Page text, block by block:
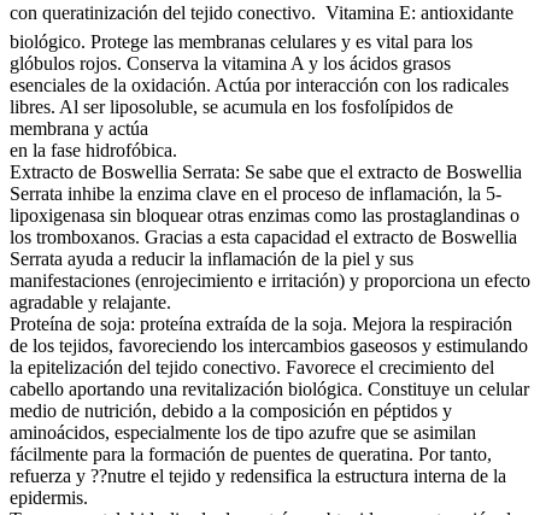
con queratinización del tejido conectivo.  Vitamina E: antioxidante
biológico. Protege las membranas celulares y es vital para los
glóbulos rojos. Conserva la vitamina A y los ácidos grasos
esenciales de la oxidación. Actúa por interacción con los radicales
libres. Al ser liposoluble, se acumula en los fosfolípidos de
membrana y actúa
en la fase hidrofóbica.
Extracto de Boswellia Serrata: Se sabe que el extracto de Boswellia
Serrata inhibe la enzima clave en el proceso de inflamación, la 5-
lipoxigenasa sin bloquear otras enzimas como las prostaglandinas o
los tromboxanos. Gracias a esta capacidad el extracto de Boswellia
Serrata ayuda a reducir la inflamación de la piel y sus
manifestaciones (enrojecimiento e irritación) y proporciona un efecto
agradable y relajante.
Proteína de soja: proteína extraída de la soja. Mejora la respiración
de los tejidos, favoreciendo los intercambios gaseosos y estimulando
la epitelización del tejido conectivo. Favorece el crecimiento del
cabello aportando una revitalización biológica. Constituye un celular
medio de nutrición, debido a la composición en péptidos y
aminoácidos, especialmente los de tipo azufre que se asimilan
fácilmente para la formación de puentes de queratina. Por tanto,
refuerza y ??nutre el tejido y redensifica la estructura interna de la
epidermis.